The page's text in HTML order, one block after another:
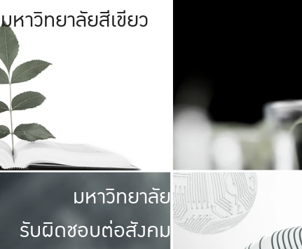
มหาวิทยาลัยสีเขียว
มหาวิทยาลัย
รับผิดชอบต่อสังคม